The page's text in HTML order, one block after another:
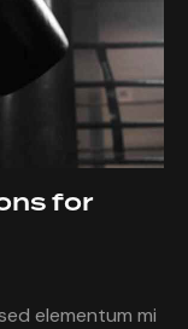
for
elementum mi